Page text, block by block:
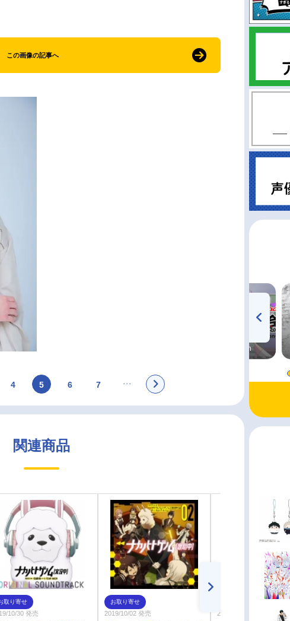
この画像の記事へ
4 5 6 7
関連商品
取り寄せ
10/30 発売
お取り寄せ
2019/10/02 発売 2019/12/25 発売
radio 大直会 2nd season